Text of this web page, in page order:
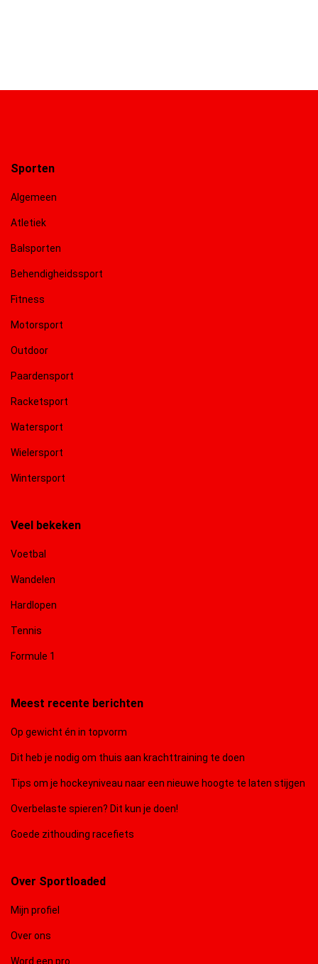
Sporten
Algemeen
Atletiek
Balsporten
Behendigheidssport
Fitness
Motorsport
Outdoor
Paardensport
Racketsport
Watersport
Wielersport
Wintersport
Veel bekeken
Voetbal
Wandelen
Hardlopen
Tennis
Formule 1
Meest recente berichten
Op gewicht én in topvorm
Dit heb je nodig om thuis aan krachttraining te doen
Tips om je hockeyniveau naar een nieuwe hoogte te laten stijgen
Overbelaste spieren? Dit kun je doen!
Goede zithouding racefiets
Over Sportloaded
Mijn profiel
Over ons
Word een pro